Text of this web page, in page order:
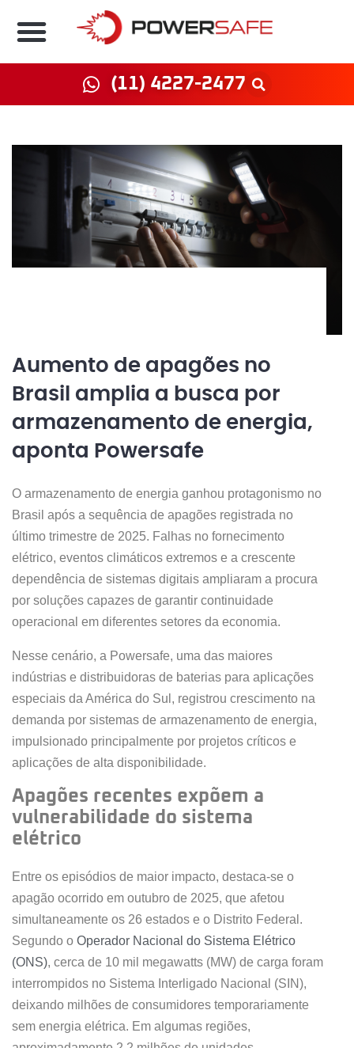
(11) 4227-2477
Aumento de apagões no
Brasil amplia a busca por
armazenamento de energia,
aponta Powersafe
O armazenamento de energia ganhou protagonismo no
Brasil após a sequência de apagões registrada no
último trimestre de 2025. Falhas no fornecimento
elétrico, eventos climáticos extremos e a crescente
dependência de sistemas digitais ampliaram a procura
por soluções capazes de garantir continuidade
operacional em diferentes setores da economia.
Nesse cenário, a Powersafe, uma das maiores
indústrias e distribuidoras de baterias para aplicações
especiais da América do Sul, registrou crescimento na
demanda por sistemas de armazenamento de energia,
impulsionado principalmente por projetos críticos e
aplicações de alta disponibilidade.
Apagões recentes expõem a
vulnerabilidade do sistema
elétrico
Entre os episódios de maior impacto, destaca-se o
apagão ocorrido em outubro de 2025, que afetou
simultaneamente os 26 estados e o Distrito Federal.
Segundo o Operador Nacional do Sistema Elétrico
(ONS), cerca de 10 mil megawatts (MW) de carga foram
interrompidos no Sistema Interligado Nacional (SIN),
deixando milhões de consumidores temporariamente
sem energia elétrica. Em algumas regiões,